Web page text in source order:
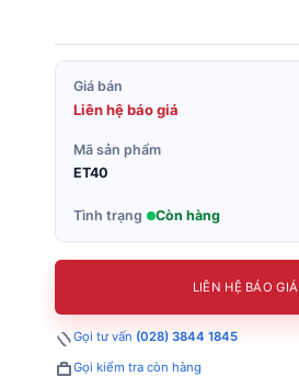
Giá bán
Liên hệ báo giá
Mã sản phẩm
ET40
Tình trạng Còn hàng
LIÊN HỆ BÁO GIÁ
Gọi tư vấn (028) 3844 1845
Gọi kiểm tra còn hàng